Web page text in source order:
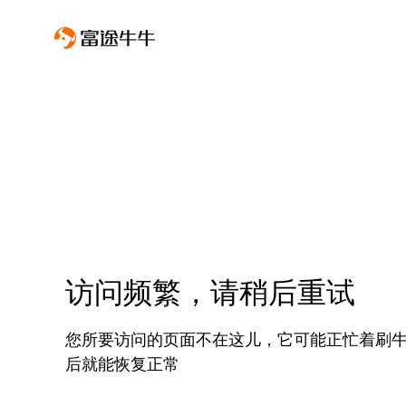
访问频繁，请稍后重试
您所要访问的页面不在这儿，它可能正忙着刷
后就能恢复正常